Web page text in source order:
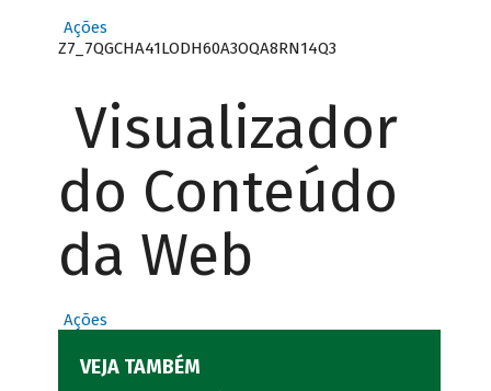
Ações
Z7_7QGCHA41LODH60A3OQA8RN14Q3
Visualizador
do Conteúdo
da Web
Ações
VEJA TAMBÉM